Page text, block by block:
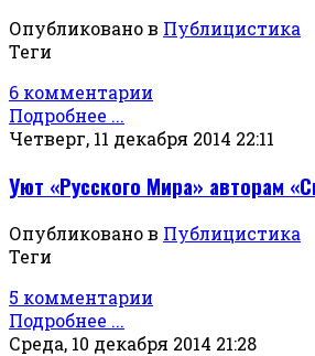
Опубликовано в Публицистика
Теги
6 комментарии
Подробнее ...
Четверг, 11 декабря 2014 22:11
Уют «Русского Мира» авторам
Опубликовано в Публицистика
Теги
5 комментарии
Подробнее ...
Среда, 10 декабря 2014 21:28